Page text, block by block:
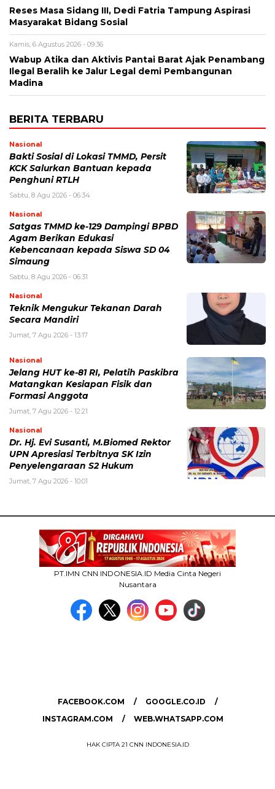
Reses Masa Sidang III, Dedi Fatria Tampung Aspirasi
Masyarakat Bidang Sosial
Kamis, 6 Agustus 2026 - 09:36
Wabup Atika dan Aktivis Pantai Barat Ajak Penambang
Ilegal Beralih ke Jalur Legal demi Pembangunan
Madina
BERITA TERBARU
Nasional
Bakti Sosial di Lokasi TMMD, Persit
KCK Salurkan Bantuan kepada
Penghuni RTLH
Sabtu, 8 Agu 2026 - 06:34
Nasional
Satgas TMMD ke-129 Dampingi BPBD
Agam Berikan Edukasi
Kebencanaan kepada Siswa SD 04
Simaung
Sabtu, 8 Agu 2026 - 06:31
Nasional
Teknik Mengukur Tekanan Darah
Secara Mandiri
Jumat, 7 Agu 2026 - 13:17
Nasional
Jelang HUT ke-81 RI, Pelatih Paskibra
Matangkan Kesiapan Fisik dan
Formasi Anggota
Jumat, 7 Agu 2026 - 12:21
Nasional
Dr. Hj. Evi Susanti, M.Biomed Rektor
UPN Apresiasi Terbitnya SK Izin
Penyelengaraan S2 Hukum
Jumat, 7 Agu 2026 - 10:01
PT.IMN CNN INDONESIA.ID Media Cinta Negeri
Nusantara
FACEBOOK.COM
GOOGLE.CO.ID
INSTAGRAM.COM
WEB.WHATSAPP.COM
HAK CIPTA 21 CNN INDONESIA.ID